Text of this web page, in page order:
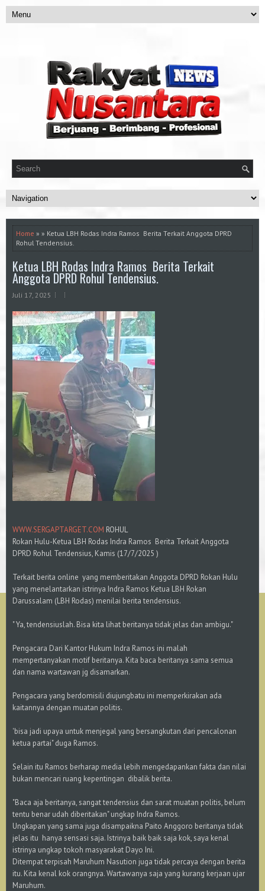
Home » » Ketua LBH Rodas Indra Ramos Berita Terkait Anggota DPRD
Rohul Tendensius.
Ketua LBH Rodas Indra Ramos Berita Terkait
Anggota DPRD Rohul Tendensius.
Juli 17, 2025
WWW.SERGAPTARGET.COM ROHUL
Rokan Hulu-Ketua LBH Rodas Indra Ramos Berita Terkait Anggota
DPRD Rohul Tendensius, Kamis (17/7/2025 )
Terkait berita online yang memberitakan Anggota DPRD Rokan Hulu
yang menelantarkan istrinya Indra Ramos Ketua LBH Rokan
Darussalam (LBH Rodas) menilai berita tendensius.
" Ya, tendensiuslah. Bisa kita lihat beritanya tidak jelas dan ambigu."
Pengacara Dari Kantor Hukum Indra Ramos ini malah
mempertanyakan motif beritanya. Kita baca beritanya sama semua
dan nama wartawan jg disamarkan.
Pengacara yang berdomisili diujungbatu ini memperkirakan ada
kaitannya dengan muatan politis.
'bisa jadi upaya untuk menjegal yang bersangkutan dari pencalonan
ketua partai" duga Ramos.
Selain itu Ramos berharap media lebih mengedapankan fakta dan nilai
bukan mencari ruang kepentingan dibalik berita.
"Baca aja beritanya, sangat tendensius dan sarat muatan politis, belum
tentu benar udah diberitakan" ungkap Indra Ramos.
Ungkapan yang sama juga disampaikna Paito Anggoro beritanya tidak
jelas itu hanya sensasi saja. Istrinya baik baik saja kok, saya kenal
istrinya ungkap tokoh masyarakat Dayo Ini.
Ditempat terpisah Maruhum Nasution juga tidak percaya dengan berita
itu. Kita kenal kok orangnya. Wartawanya saja yang kurang kerjaan ujar
Maruhum.